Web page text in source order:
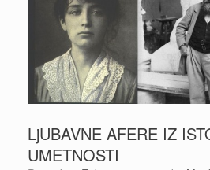
LjUBAVNE AFERE IZ
UMETNOSTI